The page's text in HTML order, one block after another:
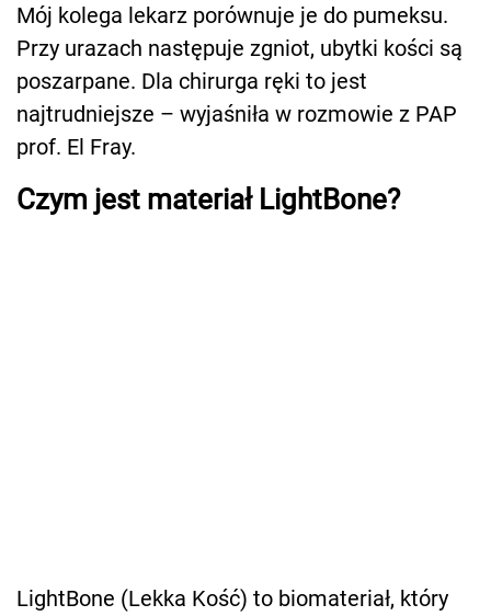
Mój kolega lekarz porównuje je do pumeksu.
Przy urazach następuje zgniot, ubytki kości są
poszarpane. Dla chirurga ręki to jest
najtrudniejsze – wyjaśniła w rozmowie z PAP
prof. El Fray.
Czym jest materiał LightBone?
LightBone (Lekka Kość) to biomateriał, który